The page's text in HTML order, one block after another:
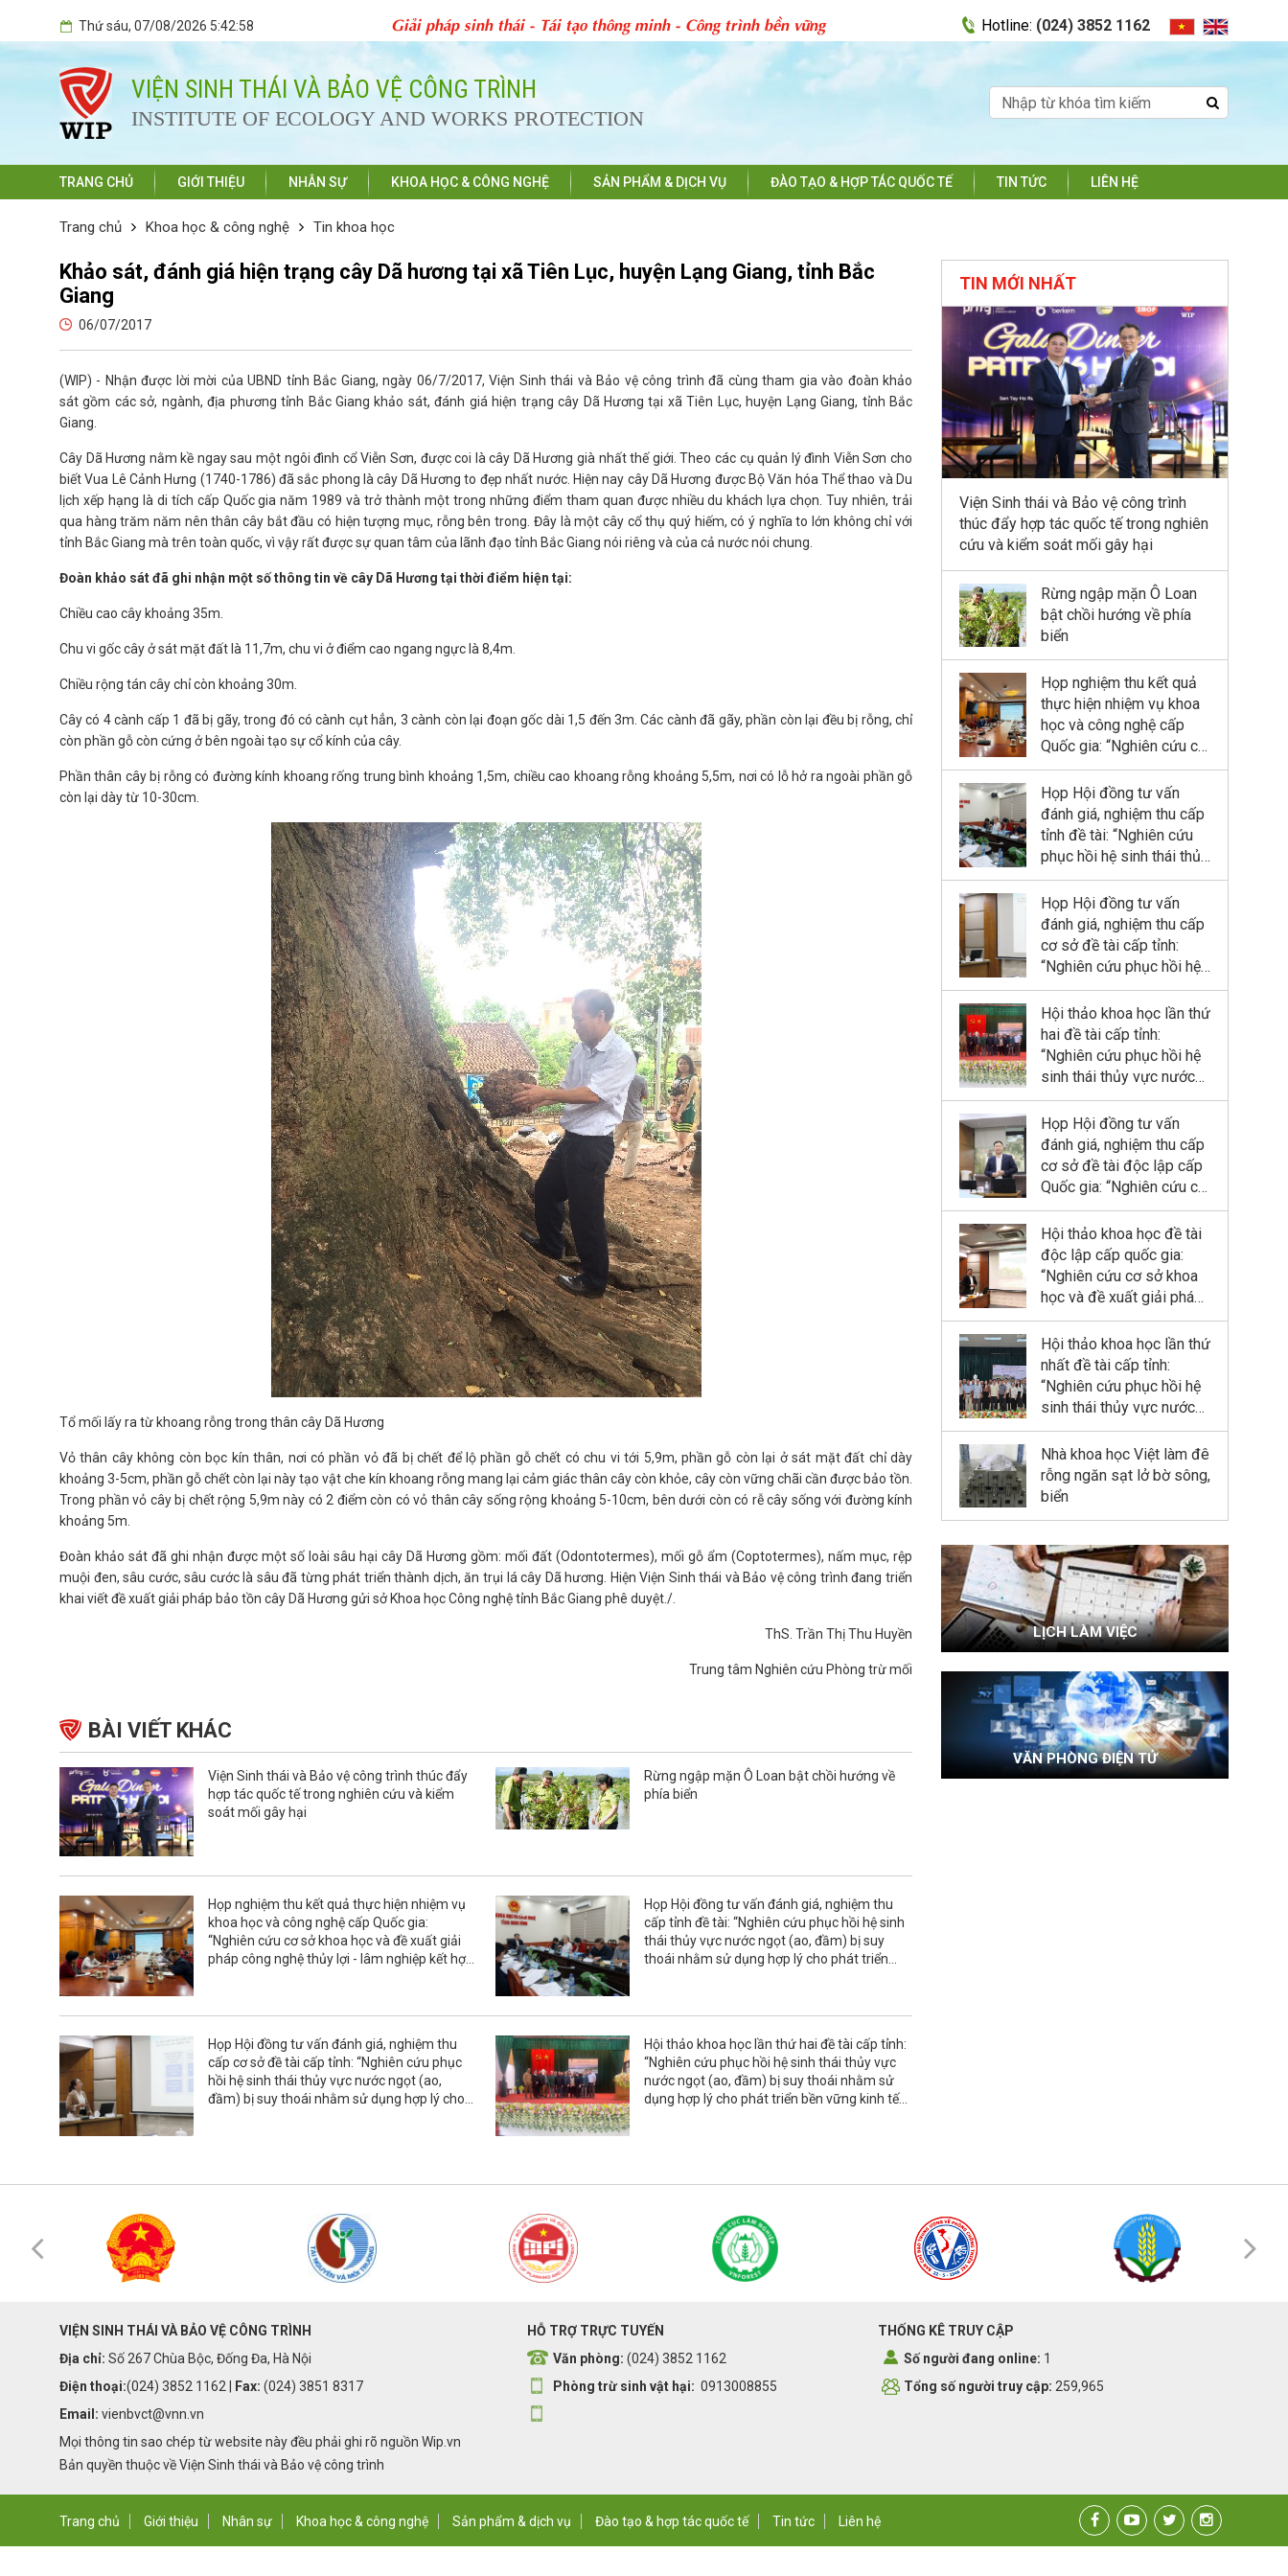
Thứ sáu, 07/08/2026 5:42:59 Giải pháp sinh thái - Tái tạo thông minh - Công trình bền vững Hotline: (024) 3852 1162
VIỆN SINH THÁI VÀ BẢO VỆ CÔNG TRÌNH
INSTITUTE OF ECOLOGY AND WORKS PROTECTION
TRANG CHỦ GIỚI THIỆU NHÂN SỰ KHOA HỌC & CÔNG NGHỆ SẢN PHẨM & DỊCH VỤ ĐÀO TẠO & HỢP TÁC QUỐC TẾ TIN TỨC LIÊN HỆ
Trang chủ Khoa học & công nghệ Tin khoa học
Khảo sát, đánh giá hiện trạng cây Dã hương tại xã Tiên Lục, huyện Lạng Giang, tỉnh Bắc
Giang
06/07/2017
(WIP) - Nhận được lời mời của UBND tỉnh Bắc Giang, ngày 06/7/2017, Viện Sinh thái và Bảo vệ công trình đã cùng tham gia vào đoàn khảo
sát gồm các sở, ngành, địa phương tỉnh Bắc Giang khảo sát, đánh giá hiện trạng cây Dã Hương tại xã Tiên Lục, huyện Lạng Giang, tỉnh Bắc
Giang.
Cây Dã Hương nằm kề ngay sau một ngôi đình cổ Viễn Sơn, được coi là cây Dã Hương già nhất thế giới. Theo các cụ quản lý đình Viễn Sơn cho
biết Vua Lê Cảnh Hưng (1740-1786) đã sắc phong là cây Dã Hương to đẹp nhất nước. Hiện nay cây Dã Hương được Bộ Văn hóa Thể thao và Du
lịch xếp hạng là di tích cấp Quốc gia năm 1989 và trở thành một trong những điểm tham quan được nhiều du khách lựa chọn. Tuy nhiên, trải
qua hàng trăm năm nên thân cây bắt đầu có hiện tượng mục, rỗng bên trong. Đây là một cây cổ thụ quý hiếm, có ý nghĩa to lớn không chỉ với
tỉnh Bắc Giang mà trên toàn quốc, vì vậy rất được sự quan tâm của lãnh đạo tỉnh Bắc Giang nói riêng và của cả nước nói chung.
Đoàn khảo sát đã ghi nhận một số thông tin về cây Dã Hương tại thời điểm hiện tại:
Chiều cao cây khoảng 35m.
Chu vi gốc cây ở sát mặt đất là 11,7m, chu vi ở điểm cao ngang ngực là 8,4m.
Chiều rộng tán cây chỉ còn khoảng 30m.
Cây có 4 cành cấp 1 đã bị gãy, trong đó có cành cụt hẳn, 3 cành còn lại đoạn gốc dài 1,5 đến 3m. Các cành đã gãy, phần còn lại đều bị rỗng, chỉ
còn phần gỗ còn cứng ở bên ngoài tạo sự cổ kính của cây.
Phần thân cây bị rỗng có đường kính khoang rống trung bình khoảng 1,5m, chiều cao khoang rỗng khoảng 5,5m, nơi có lỗ hở ra ngoài phần gỗ
còn lại dày từ 10-30cm.
Tổ mối lấy ra từ khoang rỗng trong thân cây Dã Hương
Vỏ thân cây không còn bọc kín thân, nơi có phần vỏ đã bị chết để lộ phần gỗ chết có chu vi tới 5,9m, phần gỗ còn lại ở sát mặt đất chỉ dày
khoảng 3-5cm, phần gỗ chết còn lại này tạo vật che kín khoang rỗng mang lại cảm giác thân cây còn khỏe, cây còn vững chãi cần được bảo tồn.
Trong phần vỏ cây bị chết rộng 5,9m này có 2 điểm còn có vỏ thân cây sống rộng khoảng 5-10cm, bên dưới còn có rễ cây sống với đường kính
khoảng 5m.
Đoàn khảo sát đã ghi nhận được một số loài sâu hại cây Dã Hương gồm: mối đất (Odontotermes), mối gỗ ẩm (Coptotermes), nấm mục, rệp
muội đen, sâu cước, sâu cước là sâu đã từng phát triển thành dịch, ăn trụi lá cây Dã hương. Hiện Viện Sinh thái và Bảo vệ công trình đang triển
khai viết đề xuất giải pháp bảo tồn cây Dã Hương gửi sở Khoa học Công nghệ tỉnh Bắc Giang phê duyệt./.
ThS. Trần Thị Thu Huyền
Trung tâm Nghiên cứu Phòng trừ mối
BÀI VIẾT KHÁC
Viện Sinh thái và Bảo vệ công trình thúc đẩy
hợp tác quốc tế trong nghiên cứu và kiểm
soát mối gây hại
Rừng ngập mặn Ô Loan bật chồi hướng về
phía biển
Họp nghiệm thu kết quả thực hiện nhiệm vụ
khoa học và công nghệ cấp Quốc gia:
“Nghiên cứu cơ sở khoa học và đề xuất giải
pháp công nghệ thủy lợi - lâm nghiệp kết hợp
Họp Hội đồng tư vấn đánh giá, nghiệm thu
cấp tỉnh đề tài: “Nghiên cứu phục hồi hệ sinh
thái thủy vực nước ngọt (ao, đầm) bị suy
thoái nhằm sử dụng hợp lý cho phát triển
Họp Hội đồng tư vấn đánh giá, nghiệm thu
cấp cơ sở đề tài cấp tỉnh: “Nghiên cứu phục
hồi hệ sinh thái thủy vực nước ngọt (ao,
đầm) bị suy thoái nhằm sử dụng hợp lý cho
Hội thảo khoa học lần thứ hai đề tài cấp tỉnh:
“Nghiên cứu phục hồi hệ sinh thái thủy vực
nước ngọt (ao, đầm) bị suy thoái nhằm sử
dụng hợp lý cho phát triển bền vững kinh tế
TIN MỚI NHẤT
Viện Sinh thái và Bảo vệ công trình
thúc đẩy hợp tác quốc tế trong nghiên
cứu và kiểm soát mối gây hại
Rừng ngập mặn Ô Loan
bật chồi hướng về phía
biển
Họp nghiệm thu kết quả
thực hiện nhiệm vụ khoa
học và công nghệ cấp
Quốc gia: “Nghiên cứu cơ
sở khoa học và đề xuất
giải pháp công nghệ thủy
lợi - lâm nghiệp kết hợp
phục hồi và phát triển
rừng ngập mặn tại Khu
Hồng”
Họp Hội đồng tư vấn
đánh giá, nghiệm thu cấp
tỉnh đề tài: “Nghiên cứu
phục hồi hệ sinh thái thủy
vực nước ngọt (ao, đầm)
bị suy thoái nhằm sử
dụng hợp lý cho phát
triển bền vững kinh tế quy
mô nhỏ tỉnh Ninh Bình”
Họp Hội đồng tư vấn
đánh giá, nghiệm thu cấp
cơ sở đề tài cấp tỉnh:
“Nghiên cứu phục hồi hệ
sinh thái thủy vực nước
ngọt (ao, đầm) bị suy
thoái nhằm sử dụng hợp
lý cho phát triển bền vững
kinh tế quy mô nhỏ tỉnh
Hội thảo khoa học lần thứ
hai đề tài cấp tỉnh:
“Nghiên cứu phục hồi hệ
sinh thái thủy vực nước
ngọt (ao, đầm) bị suy
thoái nhằm sử dụng hợp
lý cho phát triển bền vững
kinh tế quy mô nhỏ tỉnh
Ninh Bình”
Họp Hội đồng tư vấn
đánh giá, nghiệm thu cấp
cơ sở đề tài độc lập cấp
Quốc gia: “Nghiên cứu cơ
sở khoa học và đề xuất
giải pháp công nghệ thủy
lợi - lâm nghiệp kết hợp
phục hồi và phát triển
rừng ngập mặn tại Khu
Hồng”
Hội thảo khoa học đề tài
độc lập cấp quốc gia:
“Nghiên cứu cơ sở khoa
học và đề xuất giải pháp
công nghệ thủy lợi - lâm
nghiệp kết hợp phục hồi
và phát triển rừng ngập
mặn tại Khu dự trữ sinh
quyển sông Hồng”
Hội thảo khoa học lần thứ
nhất đề tài cấp tỉnh:
“Nghiên cứu phục hồi hệ
sinh thái thủy vực nước
ngọt (ao, đầm) bị suy
thoái nhằm sử dụng hợp
lý cho phát triển bền vững
kinh tế quy mô nhỏ tỉnh
Nhà khoa học Việt làm đê
rỗng ngăn sạt lở bờ sông,
biển
LỊCH LÀM VIỆC
VĂN PHÒNG ĐIỆN TỬ
VIỆN SINH THÁI VÀ BẢO VỆ CÔNG TRÌNH
Địa chỉ: Số 267 Chùa Bộc, Đống Đa, Hà Nội
Điện thoại:(024) 3852 1162 | Fax: (024) 3851 8317
Email: vienbvct@vnn.vn
Mọi thông tin sao chép từ website này đều phải ghi rõ nguồn Wip.vn
Bản quyền thuộc về Viện Sinh thái và Bảo vệ công trình
HỖ TRỢ TRỰC TUYẾN
Văn phòng: (024) 3852 1162
Phòng trừ sinh vật hại: 0913008855
THỐNG KÊ TRUY CẬP
Số người đang online: 1
Tổng số người truy cập: 259,965
Trang chủ Giới thiệu Nhân sự Khoa học & công nghệ Sản phẩm & dịch vụ Đào tạo & hợp tác quốc tế Tin tức Liên hệ